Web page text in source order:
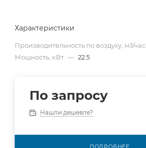
Характеристики
Производительность по воздуху, м3/час
Мощность, кВт — 22.5
По запросу
Нашли дешевле?